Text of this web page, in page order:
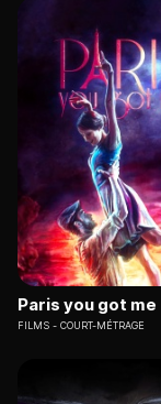
Paris you got me
FILMS COURT-MÉTRAGE